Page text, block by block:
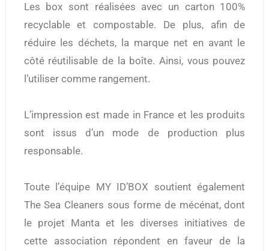
Les box sont réalisées avec un carton 100%
recyclable et compostable. De plus, afin de
réduire les déchets, la marque net en avant le
côté réutilisable de la boîte. Ainsi, vous pouvez
l’utiliser comme rangement.
L’impression est made in France et les produits
sont issus d’un mode de production plus
responsable.
Toute l’équipe MY ID’BOX soutient également
The Sea Cleaners sous forme de mécénat, dont
le projet Manta et les diverses initiatives de
cette association répondent en faveur de la